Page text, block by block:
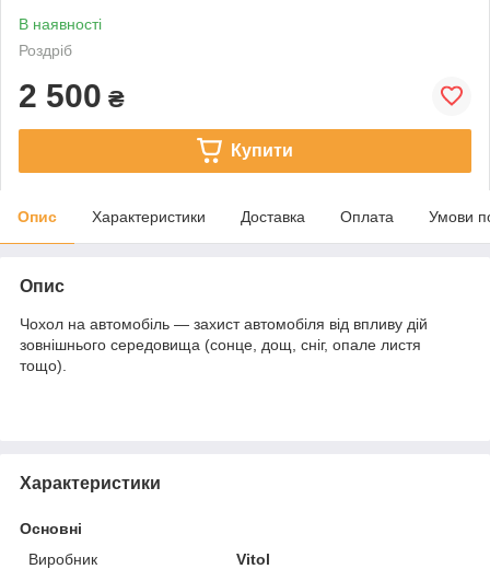
В наявності
Роздріб
2 500 ₴
Купити
Опис Характеристики Доставка Оплата Умови
Опис
Чохол на автомобіль — захист автомобіля від впливу дій
зовнішнього середовища (сонце, дощ, сніг, опале листя
тощо).
Характеристики
Основні
Виробник
Vitol